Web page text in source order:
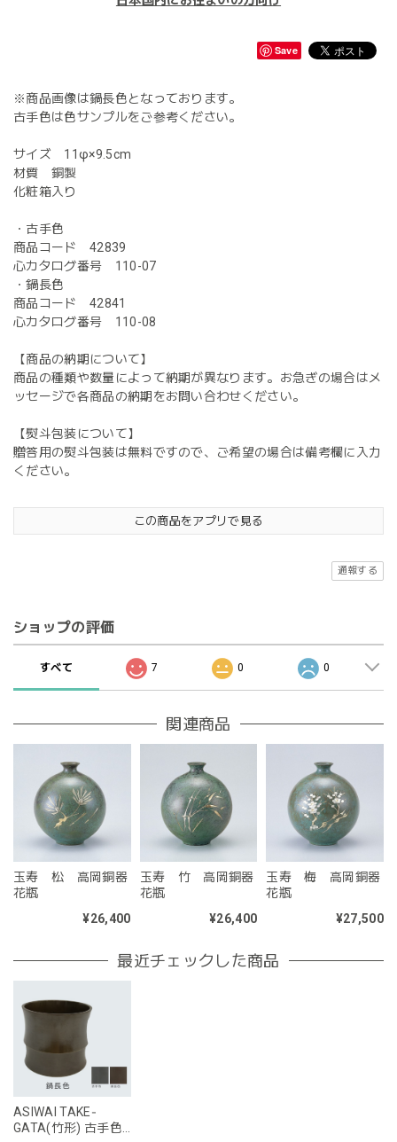
Save
※商品画像は鍋長色となっております。
古手色は色サンプルをご参考ください。
サイズ 11φ×9.5cm
材質 銅製
化粧箱入り
・古手色
商品コード 42839
心カタログ番号 110-07
・鍋長色
商品コード 42841
心カタログ番号 110-08
【商品の納期について】
商品の種類や数量によって納期が異なります。お急ぎの場合はメ
ッセージで各商品の納期をお問い合わせください。
【熨斗包装について】
贈答用の熨斗包装は無料ですので、ご希望の場合は備考欄に入力
ください。
この商品をアプリで見る
通報する
ショップの評価
すべて 7 0 0
関連商品
玉寿 松 高岡銅器
花瓶
¥26,400
玉寿 竹 高岡銅器
花瓶
¥26,400
玉寿 梅 高岡銅器
花瓶
¥27,500
最近チェックした商品
ASIWAI TAKE‐
GATA(竹形) 古手色